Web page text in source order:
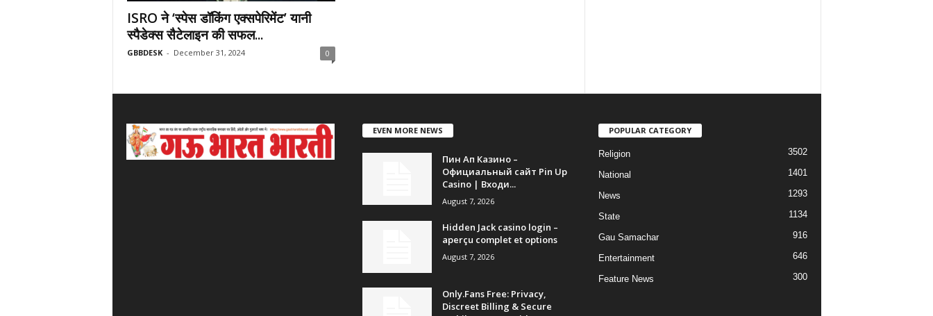
ISRO ने ‘स्पेस डॉकिंग एक्सपेरिमेंट’ यानी
स्पैडेक्स सैटेलाइन की सफल...
GBBDESK - December 31, 2024 0
EVEN MORE NEWS
Пин Ап Казино –
Официальный сайт Pin Up
Casino | Входи...
August 7, 2026
Hidden Jack casino login –
aperçu complet et options
August 7, 2026
Only.Fans Free: Privacy,
Discreet Billing & Secure
POPULAR CATEGORY
Religion 3502
National 1401
News 1293
State 1134
Gau Samachar 916
Entertainment 646
Feature News 300